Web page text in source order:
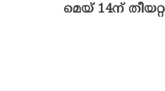
മെയ് 14ന്